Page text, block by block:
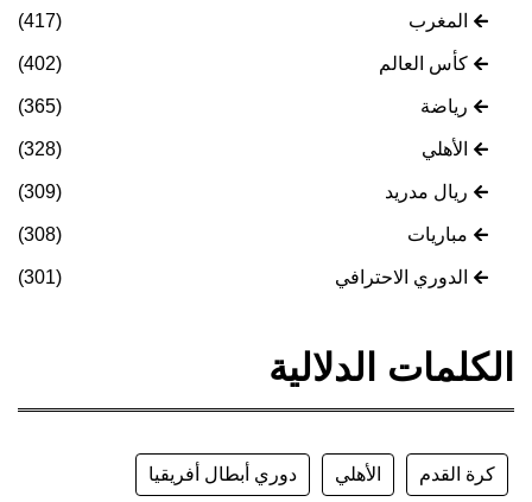
المغرب (417)
كأس العالم (402)
رياضة (365)
الأهلي (328)
ريال مدريد (309)
مباريات (308)
الدوري الاحترافي (301)
الكلمات الدلالية
كرة القدم الأهلي دوري أبطال أفريقيا